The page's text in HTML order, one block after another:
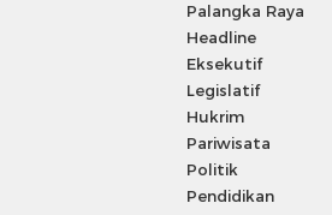
Palangka Raya
Headline
Eksekutif
Legislatif
Hukrim
Pariwisata
Politik
Pendidikan